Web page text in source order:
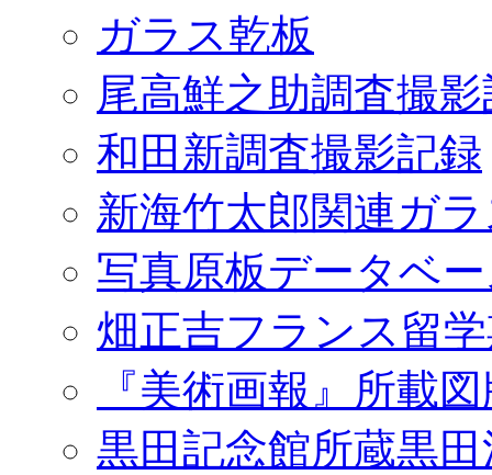
ガラス乾板
尾高鮮之助調査撮
和田新調査撮影記録
新海竹太郎関連ガ
写真原板データベ
畑正吉フランス留
『美術画報』所載
黒田記念館所蔵黒